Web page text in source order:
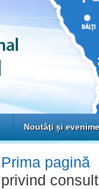
Noutăţi și
Prima pagină
privind